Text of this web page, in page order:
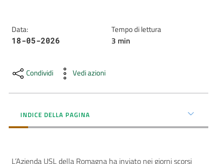
Carta
Servizi
Dedicato
Bandi
Data:
18-05-2026
Tempo di lettura
3 min
Condividi Vedi azioni
INDICE DELLA PAGINA
L’Azienda USL della Romagna ha inviato nei giorni scorsi